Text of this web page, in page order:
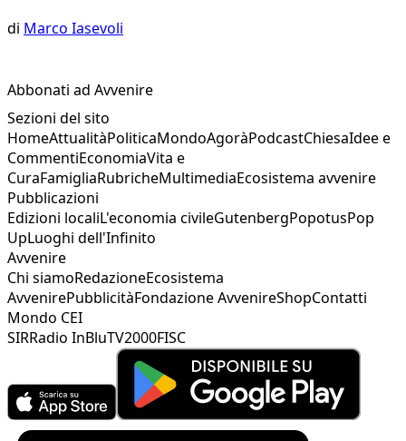
di Marco Iasevoli
Abbonati ad Avvenire
Sezioni del sito
HomeAttualitàPoliticaMondoAgoràPodcastChiesaIdee e
CommentiEconomiaVita e
CuraFamigliaRubricheMultimediaEcosistema avvenire
Pubblicazioni
Edizioni localiL'economia civileGutenbergPopotusPop
UpLuoghi dell'Infinito
Avvenire
Chi siamoRedazioneEcosistema
AvvenirePubblicitàFondazione AvvenireShopContatti
Mondo CEI
SIRRadio InBluTV2000FISC